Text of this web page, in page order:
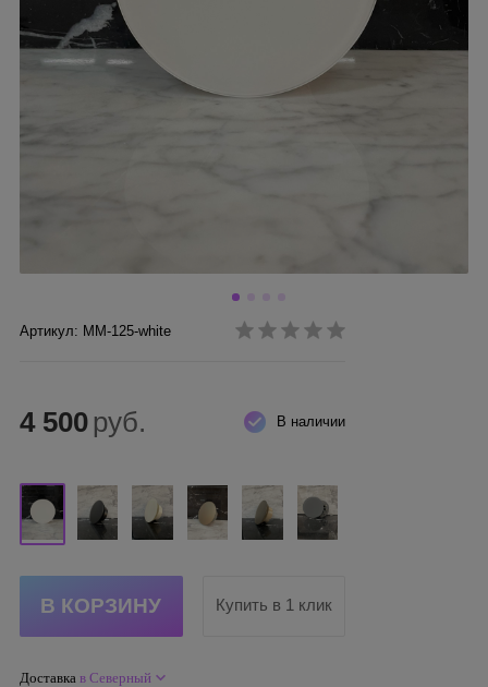
Артикул: MM-125-white
В наличии
4 500 руб.
Купить в 1 клик
Доставка в Северный